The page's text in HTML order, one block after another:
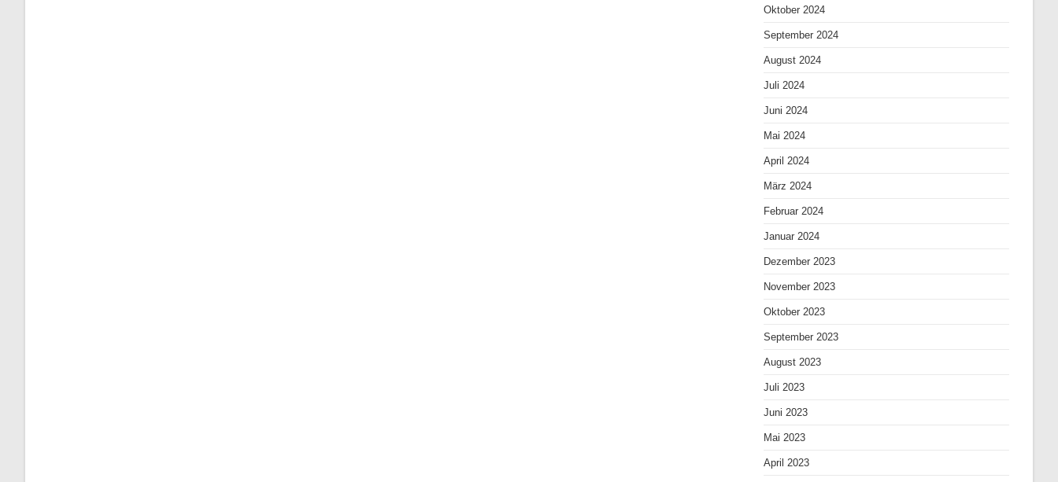
Oktober 2024
September 2024
August 2024
Juli 2024
Juni 2024
Mai 2024
April 2024
März 2024
Februar 2024
Januar 2024
Dezember 2023
November 2023
Oktober 2023
September 2023
August 2023
Juli 2023
Juni 2023
Mai 2023
April 2023